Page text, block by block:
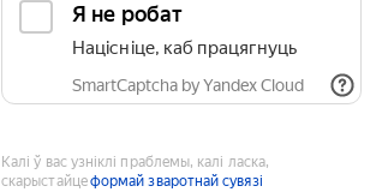
Я не робат
Націсніце, каб працягнуць
SmartCaptcha by Yandex Cloud
Калі ў вас узніклі праблемы, калі ласка,
скарыстайцеформай зваротнай сувязі